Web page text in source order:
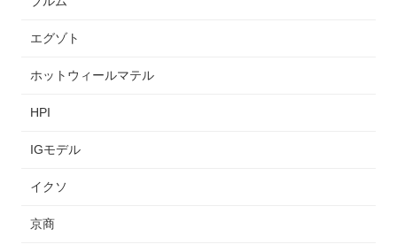
エグゾト
ホットウィールマテル
HPI
IGモデル
イクソ
京商